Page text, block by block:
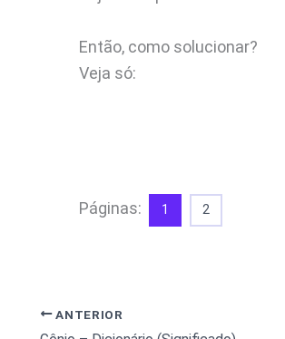
Então, como solucionar?
Veja só:
Páginas: 1 2
ANTERIOR